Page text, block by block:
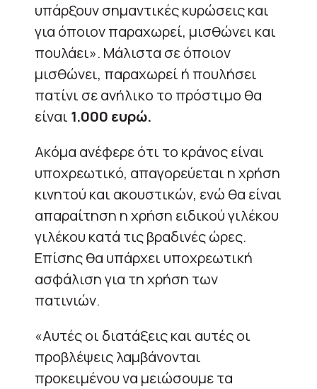
υπάρξουν σημαντικές κυρώσεις και
για όποιον παραχωρεί, μισθώνει και
πουλάει». Μάλιστα σε όποιον
μισθώνει, παραχωρεί ή πουλήσει
πατίνι σε ανήλικο το πρόστιμο θα
είναι 1.000 ευρώ.
Ακόμα ανέφερε ότι το κράνος είναι
υποχρεωτικό, απαγορεύεται η χρήση
κινητού και ακουστικών, ενώ θα είναι
απαραίτηση η χρήση ειδικού γιλέκου
γιλέκου κατά τις βραδινές ώρες.
Επίσης θα υπάρχει υποχρεωτική
ασφάλιση για τη χρήση των
πατινιών.
«Αυτές οι διατάξεις και αυτές οι
προβλέψεις λαμβάνονται
προκειμένου να μειώσουμε τα